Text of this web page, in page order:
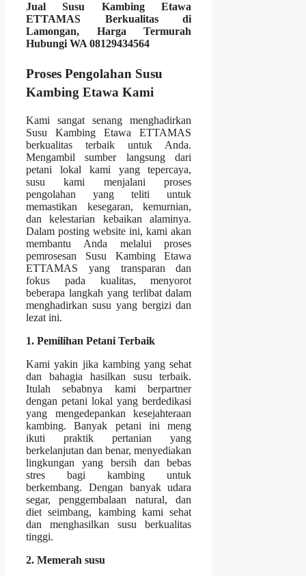
Jual Susu Kambing Etawa
ETTAMAS Berkualitas di
Lamongan, Harga Termurah
Hubungi WA 08129434564
Proses Pengolahan Susu
Kambing Etawa Kami
Kami sangat senang menghadirkan
Susu Kambing Etawa ETTAMAS
berkualitas terbaik untuk Anda.
Mengambil sumber langsung dari
petani lokal kami yang tepercaya,
susu kami menjalani proses
pengolahan yang teliti untuk
memastikan kesegaran, kemurnian,
dan kelestarian kebaikan alaminya.
Dalam posting website ini, kami akan
membantu Anda melalui proses
pemrosesan Susu Kambing Etawa
ETTAMAS yang transparan dan
fokus pada kualitas, menyorot
beberapa langkah yang terlibat dalam
menghadirkan susu yang bergizi dan
lezat ini.
1. Pemilihan Petani Terbaik
Kami yakin jika kambing yang sehat
dan bahagia hasilkan susu terbaik.
Itulah sebabnya kami berpartner
dengan petani lokal yang berdedikasi
yang mengedepankan kesejahteraan
kambing. Banyak petani ini meng
ikuti praktik pertanian yang
berkelanjutan dan benar, menyediakan
lingkungan yang bersih dan bebas
stres bagi kambing untuk
berkembang. Dengan banyak udara
segar, penggembalaan natural, dan
diet seimbang, kambing kami sehat
dan menghasilkan susu berkualitas
tinggi.
2. Memerah susu